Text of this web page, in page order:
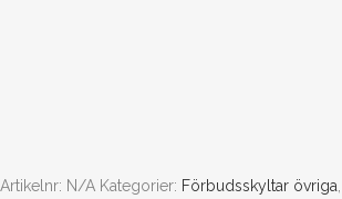
Artikelnr: N/A Kategorier: Förbudsskyltar övriga